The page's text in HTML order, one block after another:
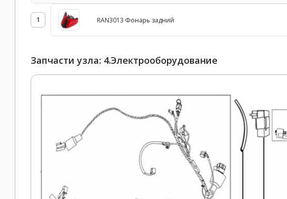
1 RAN3013 Фонарь задний
Запчасти узла: 4.Электрооборудование